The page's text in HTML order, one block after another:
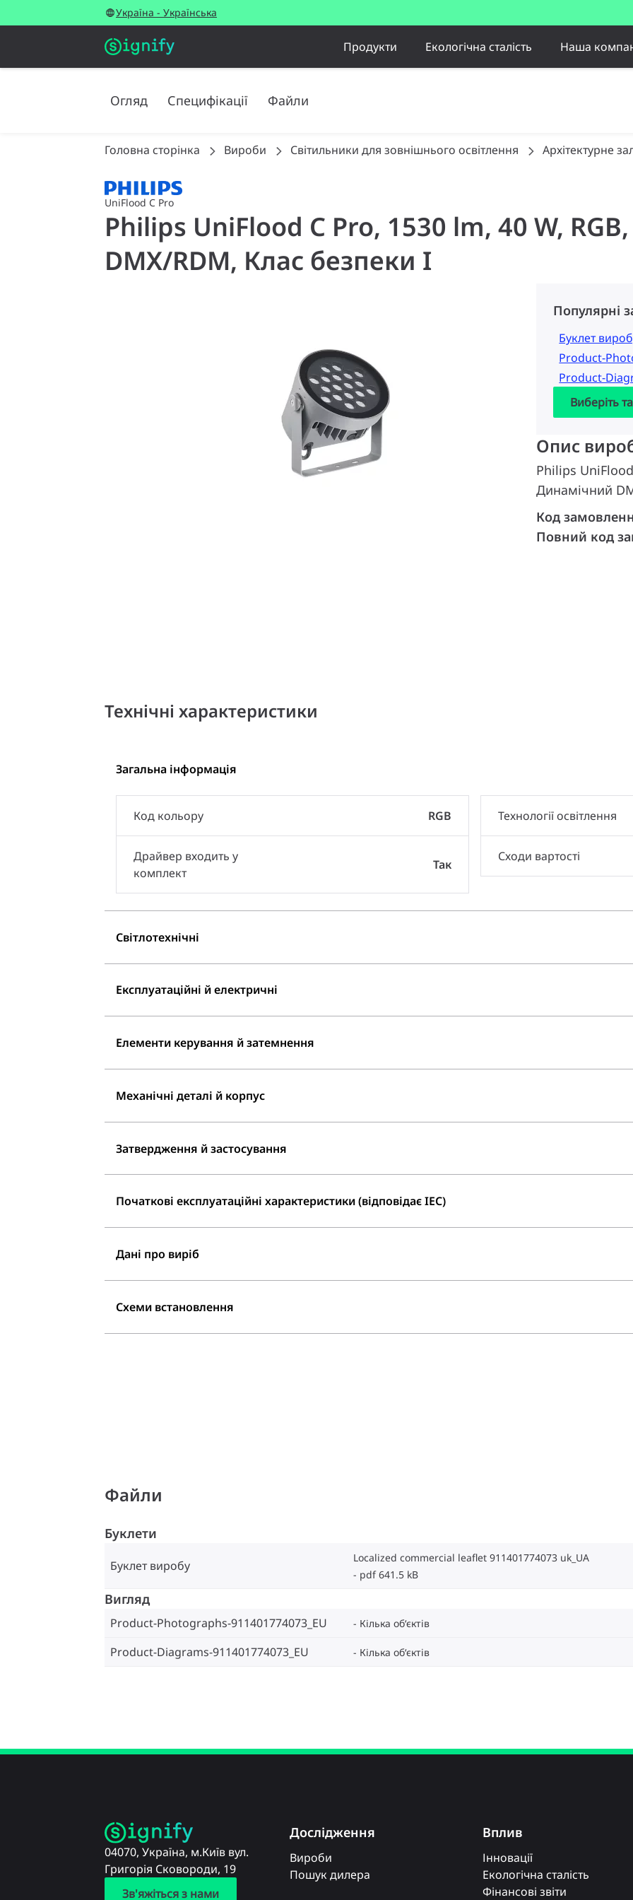
Україна - Українська
Продукти Екологічна сталість Наша
Огляд Специфікації Файли
Головна сторінка Вироби Світильники для зовнішнього освітлення Архітектурне
UniFlood C Pro
Philips UniFlood C Pro, 1530 lm, 40 W,
DMX/RDM, Клас безпеки I
Популярні
Буклет
Product-
Product-
Виберіть
Опис
Philips
Динамічний
Код
Повний код
Технічні характеристики
Загальна інформація
Код кольору RGB
Драйвер входить у
комплект
Так
Технології освітлення
Сходи вартості
Світлотехнічні
Експлуатаційні й електричні
Елементи керування й затемнення
Механічні деталі й корпус
Затвердження й застосування
Початкові експлуатаційні характеристики (відповідає IEC)
Дані про виріб
Схеми встановлення
Файли
Буклети
Буклет виробу
Localized commercial leaflet 911401774073 uk_UA
pdf 641.5 kB
Вигляд
Product-Photographs-911401774073_EU Кілька об‘єктів
Product-Diagrams-911401774073_EU
Кілька об‘єктів
04070, Україна, м.Київ вул.
Григорія Сковороди, 19
Зв'яжіться з нами
Дослідження
Вироби
Пошук дилера
Вплив
Інновації
Екологічна сталість
Фінансові звіти